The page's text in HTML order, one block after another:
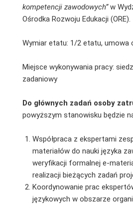
kompetencji zawodowych”w
Ośrodka Rozwoju Edukacji (ORE).
Wymiar etatu: 1/2 etatu, umowa
Miejsce wykonywania pracy:
zadaniowy
Do głównych zadań osoby
powyższym stanowisku będzie
Współpraca z ekspertami
materiałów do nauki języka
weryfikacji formalnej e-
realizacji bieżących zadań
Koordynowanie prac
językowych w obszarze